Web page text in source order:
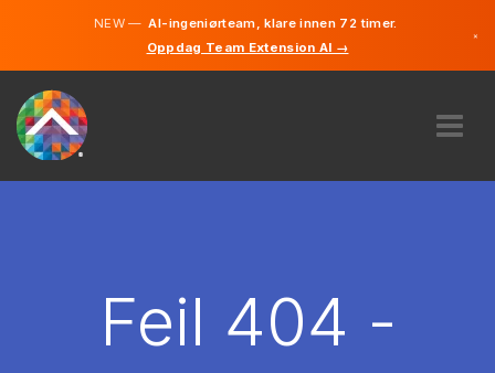
NEW —AI-ingeniørteam, klare innen 72 timer.
Oppdag Team Extension AI →
×
Feil 404 -